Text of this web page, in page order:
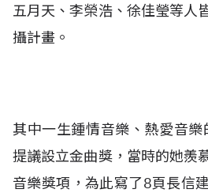
五月天、李榮浩、徐佳瑩等人
攝計畫。
其中一生鍾情音樂、熱愛音
提議設立金曲獎，當時的她羨
音樂獎項，為此寫了8頁長信